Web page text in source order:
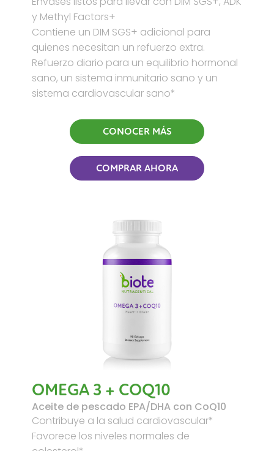
y Methyl Factors+
Contiene un DIM SGS+ adicional para
quienes necesitan un refuerzo extra.
Refuerzo diario para un equilibrio hormonal
sano, un sistema inmunitario sano y un
sistema cardiovascular sano*
CONOCER MÁS
COMPRAR AHORA
OMEGA 3 + COQ10
Aceite de pescado EPA/DHA con CoQ10
Contribuye a la salud cardiovascular*
Favorece los niveles normales de